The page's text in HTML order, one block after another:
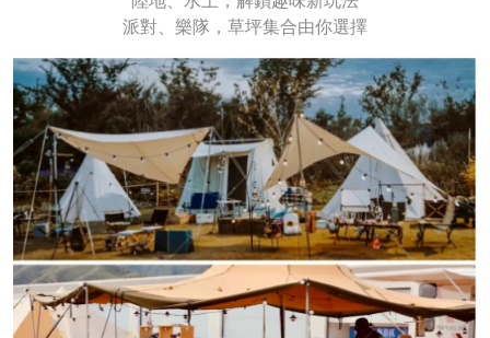
派對、樂隊，草坪集合由你選擇